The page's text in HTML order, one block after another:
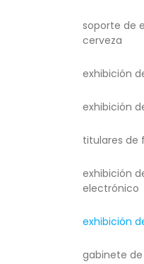
soporte de
cerveza
exhibición
exhibición
titulares de
exhibición
electrónico
exhibición
gabinete